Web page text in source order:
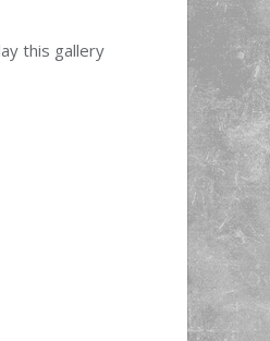
this gallery